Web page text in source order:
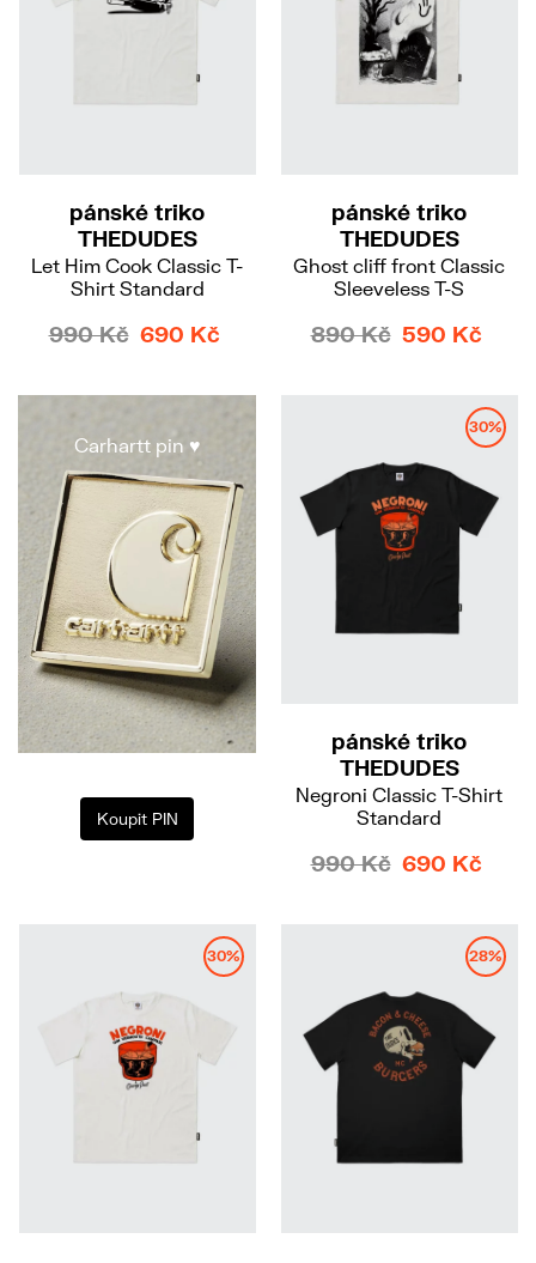
pánské triko
THEDUDES
Let Him Cook Classic T-
Shirt Standard
990 Kč 690 Kč
pánské triko
THEDUDES
Ghost cliff front Classic
Sleeveless T-S
890 Kč 590 Kč
Carhartt pin ♥️
Koupit PIN
30%
pánské triko
THEDUDES
Negroni Classic T-Shirt
Standard
990 Kč 690 Kč
30% 28%